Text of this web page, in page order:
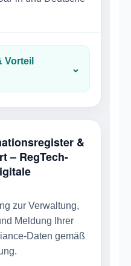
Vorteil
⌄
&
– RegTech-
zur Verwaltung,
Meldung Ihrer
Daten gemäß